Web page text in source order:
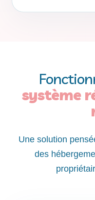
système
Une solution
des